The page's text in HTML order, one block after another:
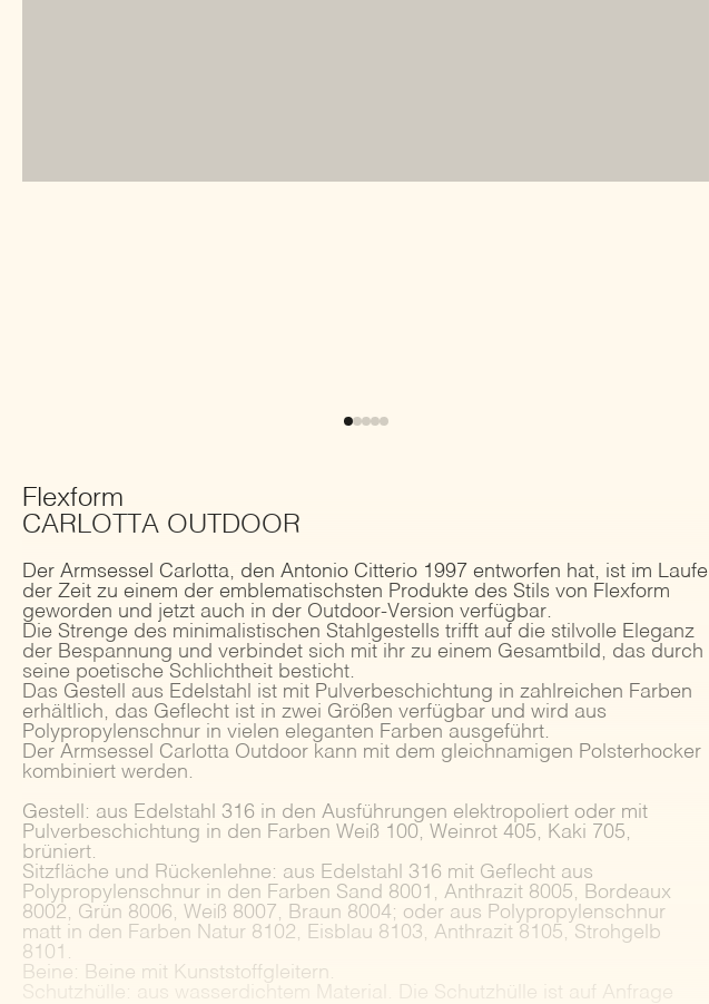
Flexform
CARLOTTA OUTDOOR
Der Armsessel Carlotta, den Antonio Citterio 1997 entworfen hat, ist im Laufe
der Zeit zu einem der emblematischsten Produkte des Stils von Flexform
geworden und jetzt auch in der Outdoor-Version verfügbar.
Die Strenge des minimalistischen Stahlgestells trifft auf die stilvolle Eleganz
der Bespannung und verbindet sich mit ihr zu einem Gesamtbild, das durch
seine poetische Schlichtheit besticht.
Das Gestell aus Edelstahl ist mit Pulverbeschichtung in zahlreichen Farben
erhältlich, das Geflecht ist in zwei Größen verfügbar und wird aus
Polypropylenschnur in vielen eleganten Farben ausgeführt.
Der Armsessel Carlotta Outdoor kann mit dem gleichnamigen Polsterhocker
kombiniert werden.
Gestell: aus Edelstahl 316 in den Ausführungen elektropoliert oder mit
Pulverbeschichtung in den Farben Weiß 100, Weinrot 405, Kaki 705,
brüniert.
Sitzfläche und Rückenlehne: aus Edelstahl 316 mit Geflecht aus
Polypropylenschnur in den Farben Sand 8001, Anthrazit 8005, Bordeaux
8002, Grün 8006, Weiß 8007, Braun 8004; oder aus Polypropylenschnur
matt in den Farben Natur 8102, Eisblau 8103, Anthrazit 8105, Strohgelb
8101.
Beine: Beine mit Kunststoffgleitern.
Schutzhülle: aus wasserdichtem Material. Die Schutzhülle ist auf Anfrage